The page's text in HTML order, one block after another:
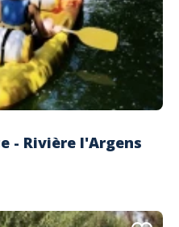
- Rivière l'Argens